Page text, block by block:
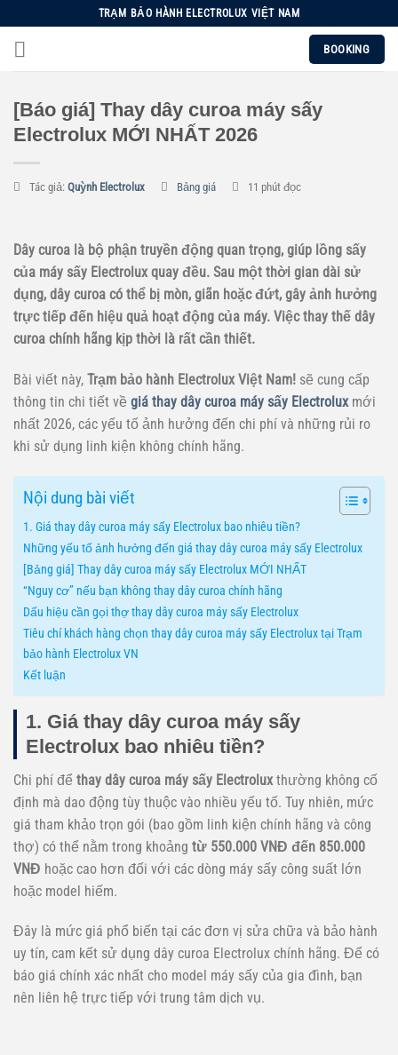
đến
nội
dung
TRẠM BẢO HÀNH ELECTROLUX VIỆT NAM
BOOKING
[Báo giá] Thay dây curoa máy sấy
Electrolux MỚI NHẤT 2026
Tác giả: Quỳnh Electrolux Bảng giá 11 phút đọc
Dây curoa là bộ phận truyền động quan trọng, giúp lồng sấy
của máy sấy Electrolux quay đều. Sau một thời gian dài sử
dụng, dây curoa có thể bị mòn, giãn hoặc đứt, gây ảnh hưởng
trực tiếp đến hiệu quả hoạt động của máy. Việc thay thế dây
curoa chính hãng kịp thời là rất cần thiết.
Bài viết này, Trạm bảo hành Electrolux Việt Nam! sẽ cung cấp
thông tin chi tiết về giá thay dây curoa máy sấy Electroluxmới
nhất 2026, các yếu tố ảnh hưởng đến chi phí và những rủi ro
khi sử dụng linh kiện không chính hãng.
Nội dung bài viết
1. Giá thay dây curoa máy sấy Electrolux bao nhiêu tiền?
Những yếu tố ảnh hưởng đến giá thay dây curoa máy sấy Electrolux
[Bảng giá] Thay dây curoa máy sấy Electrolux MỚI NHẤT
“Nguy cơ” nếu bạn không thay dây curoa chính hãng
Dấu hiệu cần gọi thợ thay dây curoa máy sấy Electrolux
Tiêu chí khách hàng chọn thay dây curoa máy sấy Electrolux tại Trạm
bảo hành Electrolux VN
Kết luận
1. Giá thay dây curoa máy sấy
Electrolux bao nhiêu tiền?
Chi phí để thay dây curoa máy sấy Electrolux thường không cố
định mà dao động tùy thuộc vào nhiều yếu tố. Tuy nhiên, mức
giá tham khảo trọn gói (bao gồm linh kiện chính hãng và công
thợ) có thể nằm trong khoảng từ 550.000 VNĐ đến 850.000
VNĐ hoặc cao hơn đối với các dòng máy sấy công suất lớn
hoặc model hiếm.
Đây là mức giá phổ biến tại các đơn vị sửa chữa và bảo hành
uy tín, cam kết sử dụng dây curoa Electrolux chính hãng. Để có
báo giá chính xác nhất cho model máy sấy của gia đình, bạn
nên liên hệ trực tiếp với trung tâm dịch vụ.